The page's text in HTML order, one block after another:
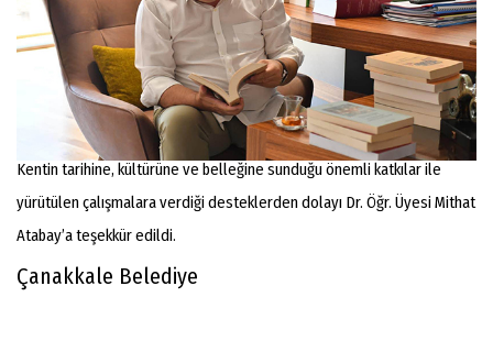
Kentin tarihine, kültürüne ve belleğine sunduğu önemli katkılar ile
yürütülen çalışmalara verdiği desteklerden dolayı Dr. Öğr. Üyesi Mithat
Atabay’a teşekkür edildi.
Çanakkale Belediye